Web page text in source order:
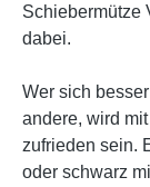
Schiebermütze
dabei.
Wer sich
andere, wird
zufrieden sein.
oder schwarz